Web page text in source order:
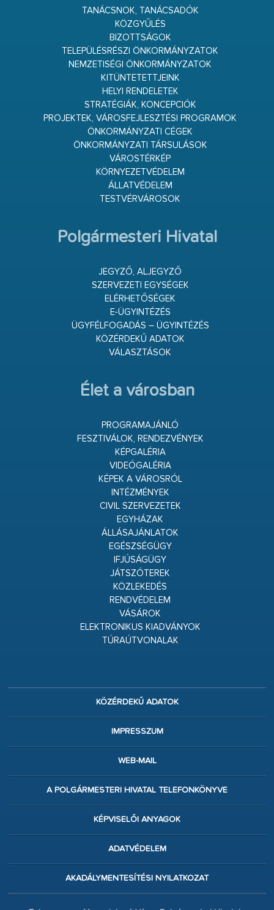
TANÁCSNOK, TANÁCSADÓK
KÖZGYŰLÉS
BIZOTTSÁGOK
TELEPÜLÉSRÉSZI ÖNKORMÁNYZATOK
NEMZETISÉGI ÖNKORMÁNYZATOK
KITÜNTETETTJEINK
HELYI RENDELETEK
STRATÉGIÁK, KONCEPCIÓK
PROJEKTEK, VÁROSFEJLESZTÉSI PROGRAMOK
ÖNKORMÁNYZATI CÉGEK
ÖNKORMÁNYZATI TÁRSULÁSOK
VÁROSTÉRKÉP
KÖRNYEZETVÉDELEM
ÁLLATVÉDELEM
TESTVÉRVÁROSOK
Polgármesteri Hivatal
JEGYZŐ, ALJEGYZŐ
SZERVEZETI EGYSÉGEK
ELÉRHETŐSÉGEK
E-ÜGYINTÉZÉS
ÜGYFÉLFOGADÁS – ÜGYINTÉZÉS
KÖZÉRDEKŰ ADATOK
VÁLASZTÁSOK
Élet a városban
PROGRAMAJÁNLÓ
FESZTIVÁLOK, RENDEZVÉNYEK
KÉPGALÉRIA
VIDEÓGALÉRIA
KÉPEK A VÁROSRÓL
INTÉZMÉNYEK
CIVIL SZERVEZETEK
EGYHÁZAK
ÁLLÁSAJÁNLATOK
EGÉSZSÉGÜGY
IFJÚSÁGÜGY
JÁTSZÓTEREK
KÖZLEKEDÉS
RENDVÉDELEM
VÁSÁROK
ELEKTRONIKUS KIADVÁNYOK
TÚRAÚTVONALAK
KÖZÉRDEKŰ ADATOK
IMPRESSZUM
WEB-MAIL
A POLGÁRMESTERI HIVATAL TELEFONKÖNYVE
KÉPVISELŐI ANYAGOK
ADATVÉDELEM
AKADÁLYMENTESÍTÉSI NYILATKOZAT